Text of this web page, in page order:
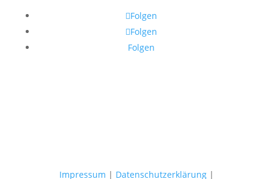
Folgen
Folgen
Folgen
Impressum | Datenschutzerklärung |